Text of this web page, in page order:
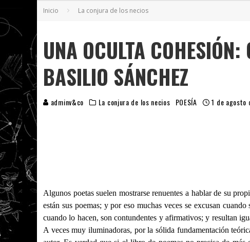
5 POEMAS DE "NUNCA DE MÍ TU ESPEJISMO"
¡GRACIAS Y ADIÓS!, "VALLEJO & CO." SE DESPIDE
Inicio La conjura de los necios
UNA OCULTA
BASILIO SÁNCHEZ
adminv&co La conjura de los necios POESÍA 1 de agosto
Algunos poetas suelen mostrarse renuentes a hablar de su
están sus poemas; y por eso muchas veces se excusan
cuando lo hacen, son contundentes y afirmativos; y resultan
A veces muy iluminadoras, por la sólida fundamentación